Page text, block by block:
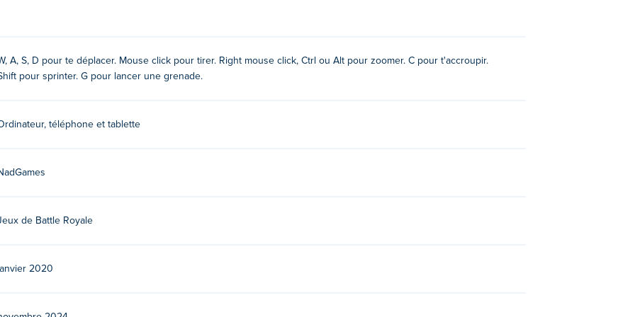
gratuitement ?
A, S, D pour te déplacer. Mouse click pour tirer. Right mouse click, Ctrl ou Alt pour zoomer. C pour t'accroupir.
pour sprinter. G pour lancer une grenade.
téléphone et tablette
de Battle Royale
2020